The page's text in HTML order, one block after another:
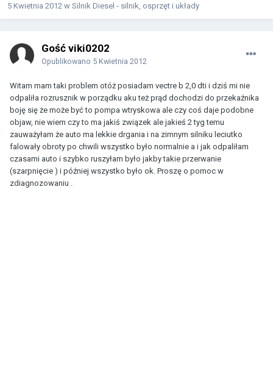
5 Kwietnia 2012 w Silnik Diesel - silnik, osprzęt i układy
Gość viki0202
Opublikowano 5 Kwietnia 2012
Witam mam taki problem otóż posiadam vectre b 2,0 dti i dziś mi nie
odpaliła rozrusznik w porządku aku też prąd dochodzi do przekaźnika
boję się że może być to pompa wtryskowa ale czy coś daje podobne
objaw, nie wiem czy to ma jakiś związek ale jakieś 2 tyg temu
zauważyłam że auto ma lekkie drgania i na zimnym silniku leciutko
falowały obroty po chwili wszystko było normalnie a i jak odpaliłam
czasami auto i szybko ruszyłam było jakby takie przerwanie
(szarpnięcie ) i później wszystko było ok. Proszę o pomoc w
zdiagnozowaniu .